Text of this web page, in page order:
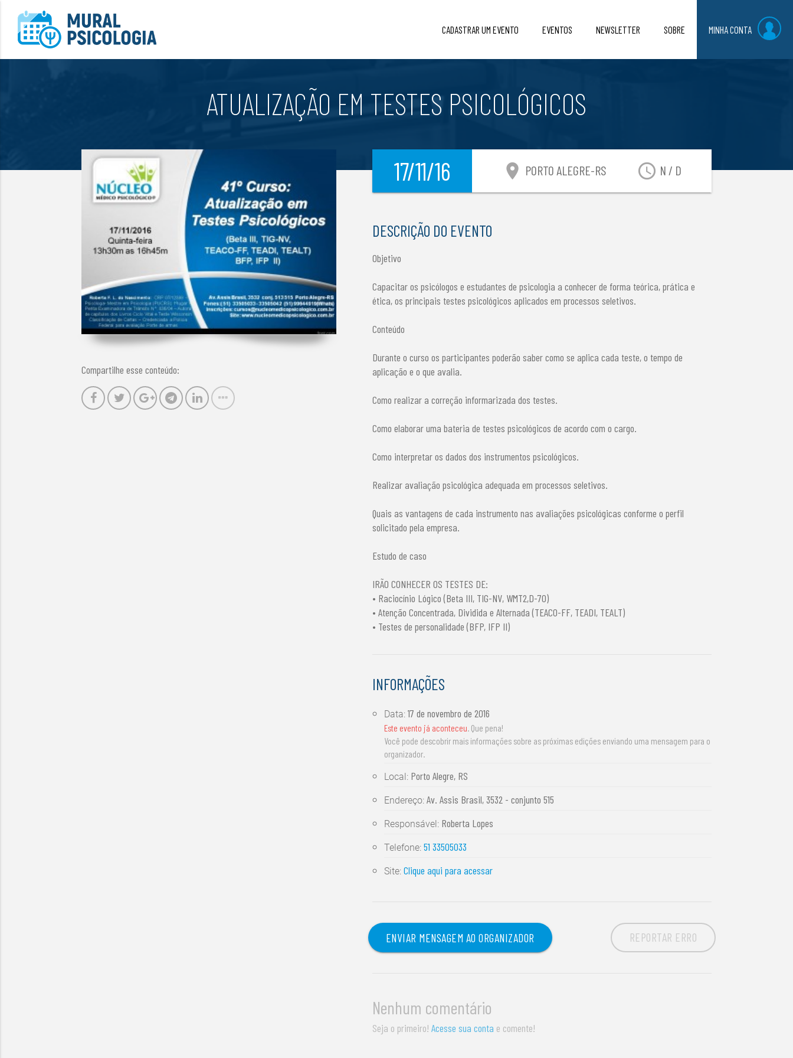
CADASTRAR UM EVENTO EVENTOS NEWSLETTER SOBRE MINHA CONTA
ATUALIZAÇÃO EM TESTES PSICOLÓGICOS
Compartilhe esse conteúdo:
17/11/16 access_time N / D
location_on PORTO ALEGRE-RS
DESCRIÇÃO DO EVENTO
Objetivo
Capacitar os psicólogos e estudantes de psicologia a conhecer de forma teórica, prática e
ética, os principais testes psicológicos aplicados em processos seletivos.
Conteúdo
Durante o curso os participantes poderão saber como se aplica cada teste, o tempo de
aplicação e o que avalia.
Como realizar a correção informarizada dos testes.
Como elaborar uma bateria de testes psicológicos de acordo com o cargo.
Como interpretar os dados dos instrumentos psicológicos.
Realizar avaliação psicológica adequada em processos seletivos.
Quais as vantagens de cada instrumento nas avaliações psicológicas conforme o perfil
solicitado pela empresa.
Estudo de caso
IRÃO CONHECER OS TESTES DE:
• Raciocínio Lógico (Beta III, TIG-NV, WMT2,D-70)
• Atenção Concentrada, Dividida e Alternada (TEACO-FF, TEADI, TEALT)
• Testes de personalidade (BFP, IFP II)
INFORMAÇÕES
Data:17 de novembro de 2016
Este evento já aconteceu. Que pena!
Você pode descobrir mais informações sobre as próximas edições enviando uma mensagem para o
organizador.
Local: Porto Alegre, RS
Endereço:Av. Assis Brasil, 3532 - conjunto 515
Responsável: Roberta Lopes
Telefone:51 33505033
Site:Clique aqui para acessar
ENVIAR MENSAGEM AO ORGANIZADOR REPORTAR ERRO
Nenhum comentário
Seja o primeiro!Acesse sua conta e comente!